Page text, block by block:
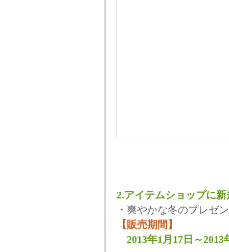
2.アイテムショップに
・爽やかな冬のプレゼ
【販売期間】
2013年1月17日～